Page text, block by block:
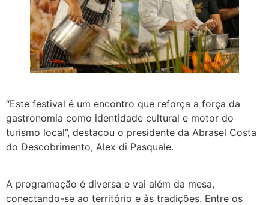
“Este festival é um encontro que reforça a força da
gastronomia como identidade cultural e motor do
turismo local”, destacou o presidente da Abrasel Costa
do Descobrimento, Alex di Pasquale.
A programação é diversa e vai além da mesa,
conectando-se ao território e às tradições. Entre os